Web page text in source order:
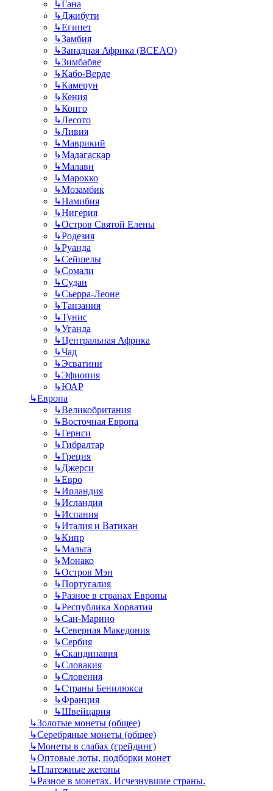
↳Гана
↳Джибути
↳Египет
↳Замбия
↳Западная Африка (BCEAO)
↳Зимбабве
↳Кабо-Верде
↳Камерун
↳Кения
↳Конго
↳Лесото
↳Ливия
↳Маврикий
↳Мадагаскар
↳Малави
↳Марокко
↳Мозамбик
↳Намибия
↳Нигерия
↳Остров Святой Елены
↳Родезия
↳Руанда
↳Сейшелы
↳Сомали
↳Судан
↳Сьерра-Леоне
↳Танзания
↳Тунис
↳Уганда
↳Центральная Африка
↳Чад
↳Эсватини
↳Эфиопия
↳ЮАР
↳Европа
↳Великобритания
↳Восточная Европа
↳Гернси
↳Гибралтар
↳Греция
↳Джерси
↳Евро
↳Ирландия
↳Исландия
↳Испания
↳Италия и Ватикан
↳Кипр
↳Мальта
↳Монако
↳Остров Мэн
↳Португалия
↳Разное в странах Европы
↳Республика Хорватия
↳Сан-Марино
↳Северная Македония
↳Сербия
↳Скандинавия
↳Словакия
↳Словения
↳Страны Бенилюкса
↳Франция
↳Швейцария
↳Золотые монеты (общее)
↳Серебряные монеты (общее)
↳Монеты в слабах (грейдинг)
↳Оптовые лоты, подборки монет
↳Платежные жетоны
↳Разное в монетах. Исчезнувшие страны.